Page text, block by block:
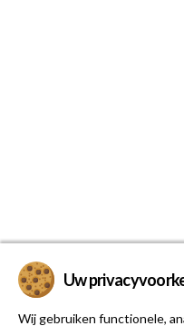
Uw
Wij gebruiken functionele,